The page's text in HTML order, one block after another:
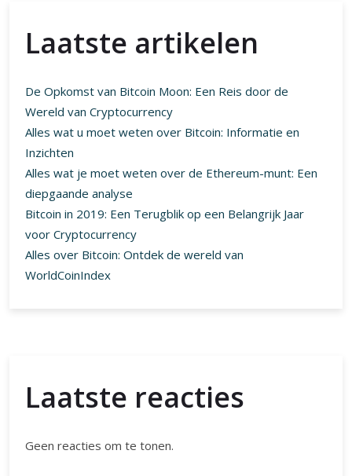
Laatste artikelen
De Opkomst van Bitcoin Moon: Een Reis door de
Wereld van Cryptocurrency
Alles wat u moet weten over Bitcoin: Informatie en
Inzichten
Alles wat je moet weten over de Ethereum-munt: Een
diepgaande analyse
Bitcoin in 2019: Een Terugblik op een Belangrijk Jaar
voor Cryptocurrency
Alles over Bitcoin: Ontdek de wereld van
WorldCoinIndex
Laatste reacties
Geen reacties om te tonen.